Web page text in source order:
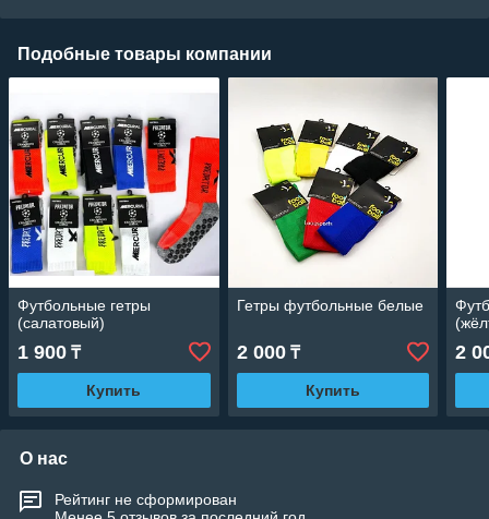
Подобные товары компании
Футбольные гетры
(салатовый)
1 900 ₸
Купить
Гетры футбольные белые
2 000₸
Купить
2
О нас
Рейтинг не сформирован